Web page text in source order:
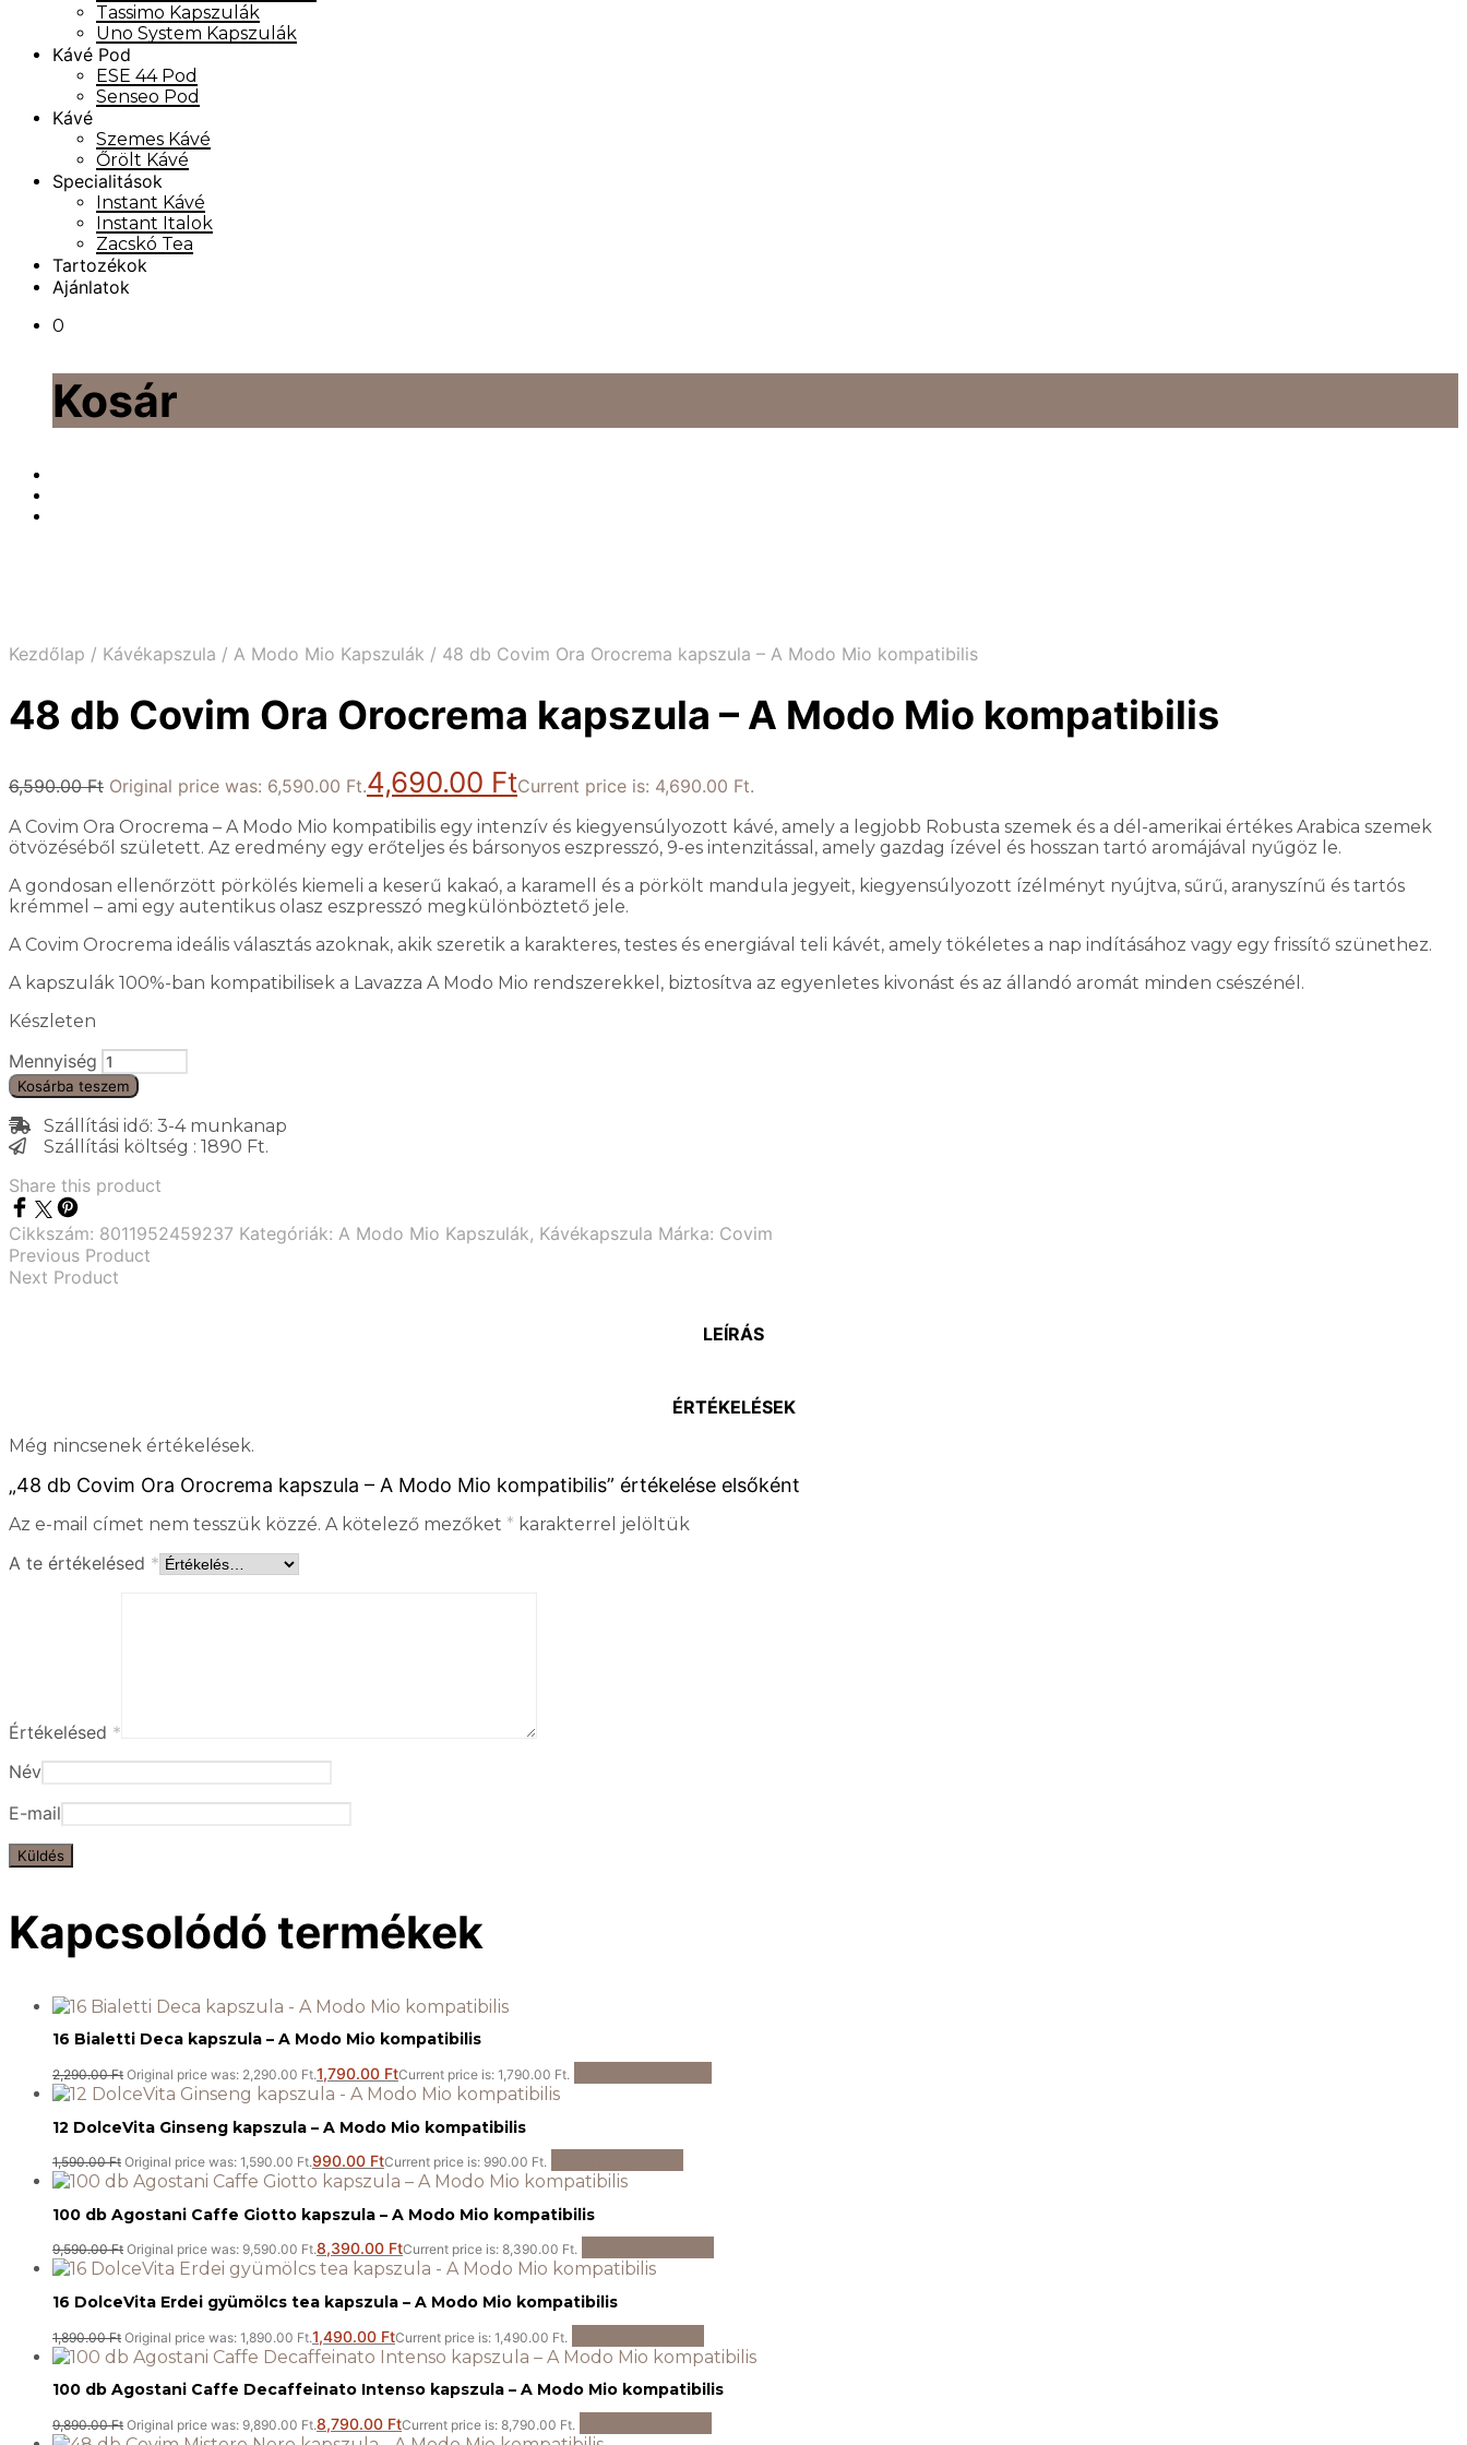
Tassimo Kapszulák
Uno System Kapszulák
Kávé Pod
ESE 44 Pod
Senseo Pod
Kávé
Szemes Kávé
Őrölt Kávé
Specialitások
Instant Kávé
Instant Italok
Zacskó Tea
Tartozékok
Ajánlatok
0
Kosár
Kezdőlap / Kávékapszula / A Modo Mio Kapszulák / 48 db Covim Ora Orocrema kapszula – A Modo Mio kompatibilis
48 db Covim Ora Orocrema kapszula – A Modo Mio kompatibilis
6,590.00Ft Original price was: 6,590.00 Ft.4,690.00 FtCurrent price is: 4,690.00 Ft.
A Covim Ora Orocrema – A Modo Mio kompatibilis egy intenzív és kiegyensúlyozott kávé, amely a legjobb Robusta szemek és a dél-amerikai értékes Arabica szemek
ötvözéséből született. Az eredmény egy erőteljes és bársonyos eszpresszó, 9-es intenzitással, amely gazdag ízével és hosszan tartó aromájával nyűgöz le.
A gondosan ellenőrzött pörkölés kiemeli a keserű kakaó, a karamell és a pörkölt mandula jegyeit, kiegyensúlyozott ízélményt nyújtva, sűrű, aranyszínű és tartós
krémmel – ami egy autentikus olasz eszpresszó megkülönböztető jele.
A Covim Orocrema ideális választás azoknak, akik szeretik a karakteres, testes és energiával teli kávét, amely tökéletes a nap indításához vagy egy frissítő szünethez.
A kapszulák 100%-ban kompatibilisek a Lavazza A Modo Mio rendszerekkel, biztosítva az egyenletes kivonást és az állandó aromát minden csészénél.
Készleten
Mennyiség
Kosárba teszem
Szállítási idő: 3-4 munkanap
Szállítási költség : 1890 Ft.
Share this product
Cikkszám: 8011952459237 Kategóriák: A Modo Mio Kapszulák, Kávékapszula Márka: Covim
Previous Product
Next Product
LEÍRÁS
ÉRTÉKELÉSEK
Még nincsenek értékelések.
„48 db Covim Ora Orocrema kapszula – A Modo Mio kompatibilis” értékelése elsőként
Az e-mail címet nem tesszük közzé. A kötelező mezőket * karakterrel jelöltük
A te értékelésed *
Értékelésed *
Név
E-mail
Kapcsolódó termékek
16 Bialetti Deca kapszula – A Modo Mio kompatibilis
2,290.00Ft Original price was: 2,290.00 Ft.1,790.00 FtCurrent price is: 1,790.00 Ft.
12 DolceVita Ginseng kapszula – A Modo Mio kompatibilis
1,590.00Ft Original price was: 1,590.00 Ft.990.00 FtCurrent price is: 990.00 Ft.
100 db Agostani Caffe Giotto kapszula – A Modo Mio kompatibilis
9,590.00Ft Original price was: 9,590.00 Ft.8,390.00 FtCurrent price is: 8,390.00 Ft.
16 DolceVita Erdei gyümölcs tea kapszula – A Modo Mio kompatibilis
1,890.00Ft Original price was: 1,890.00 Ft.1,490.00 FtCurrent price is: 1,490.00 Ft.
100 db Agostani Caffe Decaffeinato Intenso kapszula – A Modo Mio kompatibilis
9,890.00Ft Original price was: 9,890.00 Ft.8,790.00 FtCurrent price is: 8,790.00 Ft.